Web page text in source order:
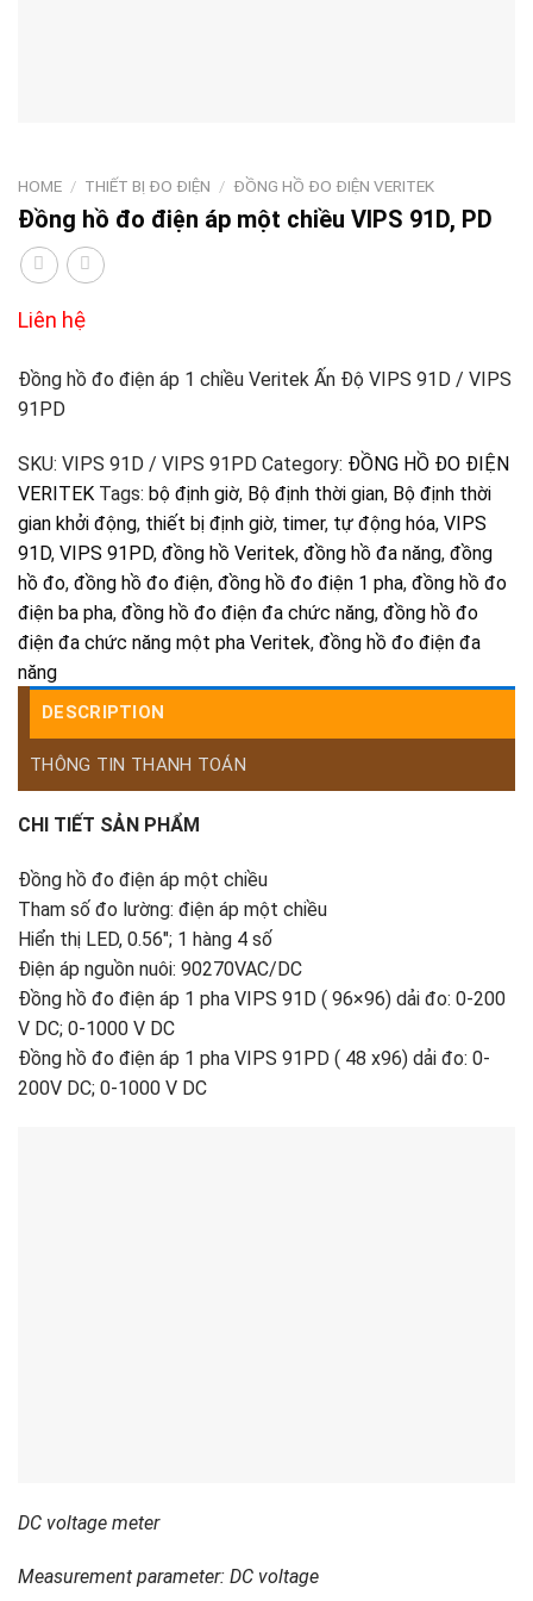
HOME / THIẾT BỊ ĐO ĐIỆN / ĐỒNG HỒ ĐO ĐIỆN VERITEK
Đồng hồ đo điện áp một chiều VIPS 91D, PD
Liên hệ
Đồng hồ đo điện áp 1 chiều Veritek Ấn Độ VIPS 91D / VIPS
91PD
SKU: VIPS 91D / VIPS 91PD Category: ĐỒNG HỒ ĐO ĐIỆN
VERITEK Tags: bộ định giờ, Bộ định thời gian, Bộ định thời
gian khởi động, thiết bị định giờ, timer, tự động hóa, VIPS
91D, VIPS 91PD, đồng hồ Veritek, đồng hồ đa năng, đồng
hồ đo, đồng hồ đo điện, đồng hồ đo điện 1 pha, đồng hồ đo
điện ba pha, đồng hồ đo điện đa chức năng, đồng hồ đo
điện đa chức năng một pha Veritek, đồng hồ đo điện đa
năng
DESCRIPTION
THÔNG TIN THANH TOÁN
CHI TIẾT SẢN PHẨM
Đồng hồ đo điện áp một chiều
Tham số đo lường: điện áp một chiều
Hiển thị LED, 0.56″; 1 hàng 4 số
Điện áp nguồn nuôi: 90270VAC/DC
Đồng hồ đo điện áp 1 pha VIPS 91D ( 96×96) dải đo: 0-200
V DC; 0-1000 V DC
Đồng hồ đo điện áp 1 pha VIPS 91PD ( 48 x96) dải đo: 0-
200V DC; 0-1000 V DC
DC voltage meter
Measurement parameter: DC voltage